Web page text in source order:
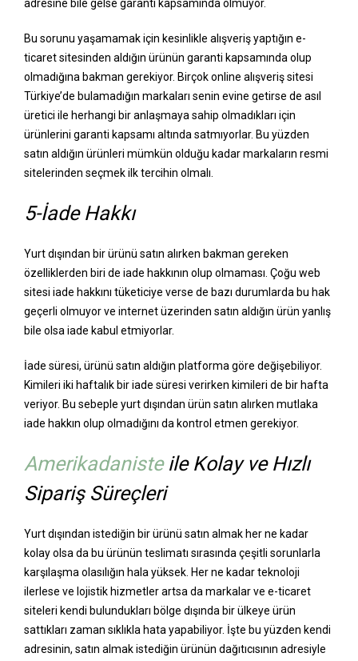
adresine bile gelse garanti kapsamında olmuyor.
Bu sorunu yaşamamak için kesinlikle alışveriş yaptığın e-
ticaret sitesinden aldığın ürünün garanti kapsamında olup
olmadığına bakman gerekiyor. Birçok online alışveriş sitesi
Türkiye’de bulamadığın markaları senin evine getirse de asıl
üretici ile herhangi bir anlaşmaya sahip olmadıkları için
ürünlerini garanti kapsamı altında satmıyorlar. Bu yüzden
satın aldığın ürünleri mümkün olduğu kadar markaların resmi
sitelerinden seçmek ilk tercihin olmalı.
5-İade Hakkı
Yurt dışından bir ürünü satın alırken bakman gereken
özelliklerden biri de iade hakkının olup olmaması. Çoğu web
sitesi iade hakkını tüketiciye verse de bazı durumlarda bu hak
geçerli olmuyor ve internet üzerinden satın aldığın ürün yanlış
bile olsa iade kabul etmiyorlar.
İade süresi, ürünü satın aldığın platforma göre değişebiliyor.
Kimileri iki haftalık bir iade süresi verirken kimileri de bir hafta
veriyor. Bu sebeple yurt dışından ürün satın alırken mutlaka
iade hakkın olup olmadığını da kontrol etmen gerekiyor.
Amerikadaniste ile Kolay ve Hızlı
Sipariş Süreçleri
Yurt dışından istediğin bir ürünü satın almak her ne kadar
kolay olsa da bu ürünün teslimatı sırasında çeşitli sorunlarla
karşılaşma olasılığın hala yüksek. Her ne kadar teknoloji
ilerlese ve lojistik hizmetler artsa da markalar ve e-ticaret
siteleri kendi bulundukları bölge dışında bir ülkeye ürün
sattıkları zaman sıklıkla hata yapabiliyor. İşte bu yüzden kendi
adresinin, satın almak istediğin ürünün dağıtıcısının adresiyle